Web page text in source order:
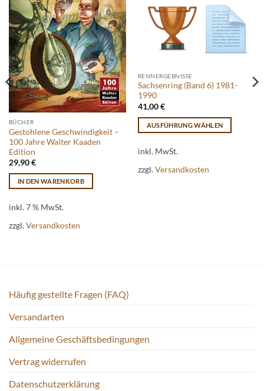
BÜCHER
Gestohlene Geschwindigkeit –
100 Jahre Walter Kaaden
Edition
29,90€
IN DEN WARENKORB
inkl. 7 % MwSt.
zzgl.Versandkosten
RENNERGEBNISSE
Sachsenring (Band 6) 1981-
1990
41,00€
AUSFÜHRUNG WÄHLEN
Produkt
mehrere
inkl. MwSt.
zzgl.Versandkosten
Häufig gestellte Fragen (FAQ)
Versandarten
Allgemeine Geschäftsbedingungen
Vertrag widerrufen
Datenschutzerklärung